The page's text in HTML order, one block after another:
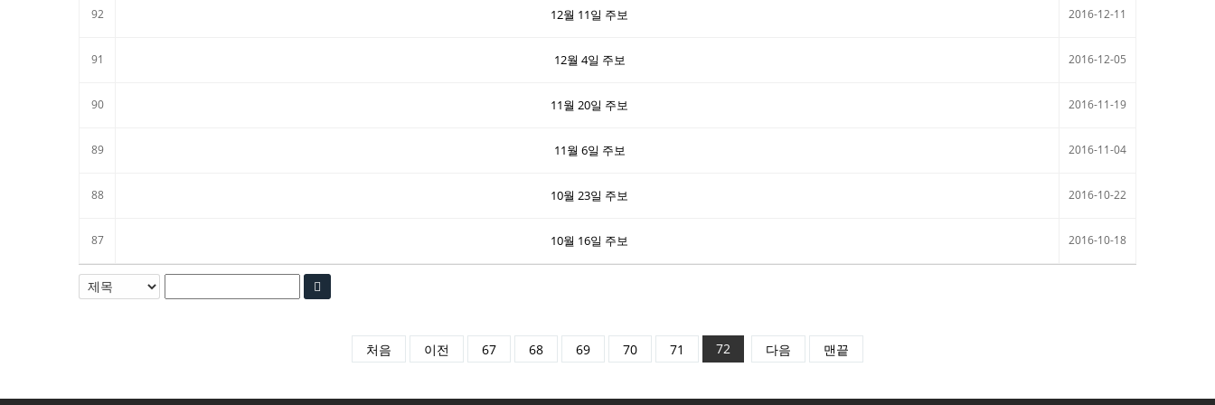
92 12월 11일 주보 2016-12-11
91 12월 4일 주보 2016-12-05
90 11월 20일 주보 2016-11-19
89 11월 6일 주보 2016-11-04
88 10월 23일 주보 2016-10-22
87 10월 16일 주보 2016-10-18
처음 이전 67 68 69 70 71 72 다음 맨끝